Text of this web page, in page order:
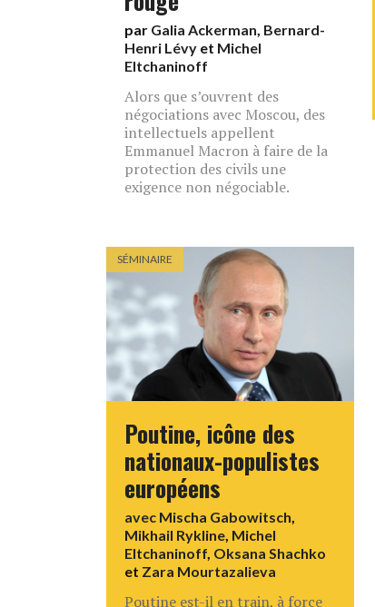
par Galia Ackerman, Bernard-
Henri Lévy et Michel
Eltchaninoff
Alors que s’ouvrent des
négociations avec Moscou, des
intellectuels appellent
Emmanuel Macron à faire de la
protection des civils une
exigence non négociable.
SÉMINAIRE
Poutine, icône des
nationaux-populistes
européens
avec Mischa Gabowitsch,
Mikhail Rykline, Michel
Eltchaninoff, Oksana Shachko
et Zara Mourtazalieva
Poutine est-il en train, à force